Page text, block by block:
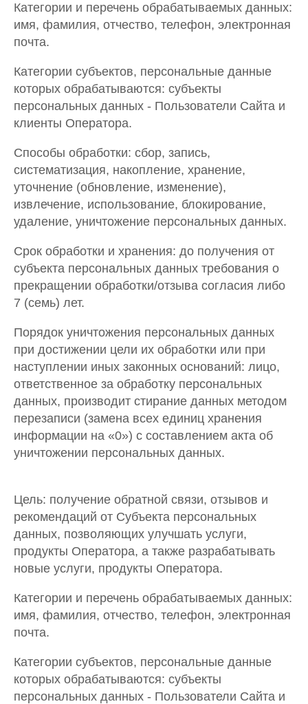
Категории и перечень обрабатываемых данных:
имя, фамилия, отчество, телефон, электронная
почта.
Категории субъектов, персональные данные
которых обрабатываются: субъекты
персональных данных - Пользователи Сайта и
клиенты Оператора.
Способы обработки: сбор, запись,
систематизация, накопление, хранение,
уточнение (обновление, изменение),
извлечение, использование, блокирование,
удаление, уничтожение персональных данных.
Срок обработки и хранения: до получения от
субъекта персональных данных требования о
прекращении обработки/отзыва согласия либо
7 (семь) лет.
Порядок уничтожения персональных данных
при достижении цели их обработки или при
наступлении иных законных оснований: лицо,
ответственное за обработку персональных
данных, производит стирание данных методом
перезаписи (замена всех единиц хранения
информации на «0») с составлением акта об
уничтожении персональных данных.
Цель: получение обратной связи, отзывов и
рекомендаций от Субъекта персональных
данных, позволяющих улучшать услуги,
продукты Оператора, а также разрабатывать
новые услуги, продукты Оператора.
Категории и перечень обрабатываемых данных:
имя, фамилия, отчество, телефон, электронная
почта.
Категории субъектов, персональные данные
которых обрабатываются: субъекты
персональных данных - Пользователи Сайта и